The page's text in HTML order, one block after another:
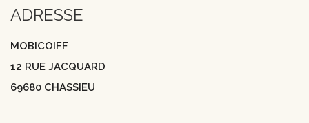
ADRESSE
MOBICOIFF
12 RUE JACQUARD
69680 CHASSIEU